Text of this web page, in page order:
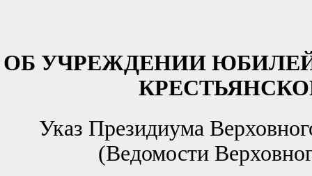
ОБ УЧРЕЖДЕНИИ
Указ Президиума
(Ведомости